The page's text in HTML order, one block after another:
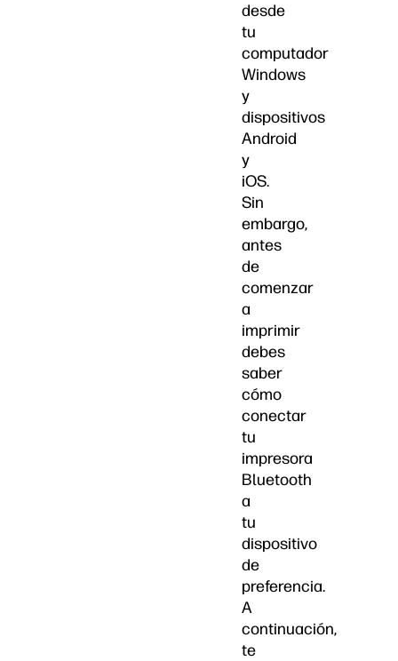
desde
tu
computador
Windows
y
dispositivos
Android
y
iOS.
Sin
embargo,
antes
de
comenzar
a
imprimir
debes
saber
cómo
conectar
tu
impresora
Bluetooth
a
tu
dispositivo
de
preferencia.
A
continuación,
te